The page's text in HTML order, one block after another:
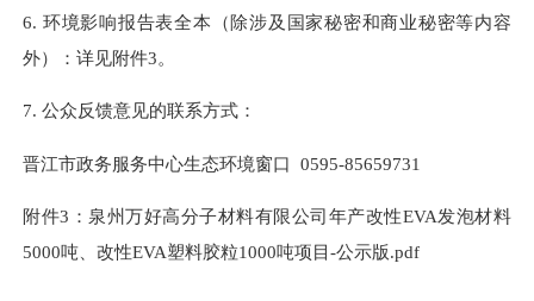
6. 环境影响报告表全本（除涉及 国家秘密和商业秘密等内容
外）：详见附件3。
7. 公众反馈意见的联系方式：
晋江市政务服务中心生态环境窗口 0595-85659731
附件3 ：泉州万好高分子材料有限公司年产改性EVA发泡材料
5000吨、改性EVA塑料胶粒1000吨项目-公示版.pdf